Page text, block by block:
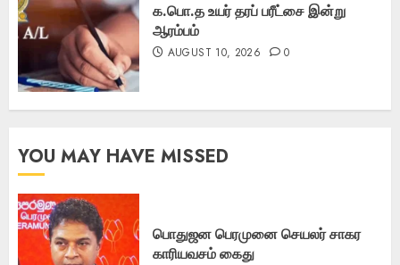
க.பொ.த உயர் தரப் பரீட்சை இன்று
ஆரம்பம்
AUGUST 10, 2026 0
YOU MAY HAVE MISSED
பொதுஜன பெரமுனை செயலர் சாகர
காரியவசம் கைது